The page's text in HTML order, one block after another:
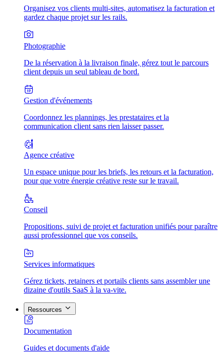
Organisez vos clients multi-sites, automatisez la facturation et
gardez chaque projet sur les rails.
Photographie
De la réservation à la livraison finale, gérez tout le parcours
client depuis un seul tableau de bord.
Gestion d'événements
Coordonnez les plannings, les prestataires et la
communication client sans rien laisser passer.
Agence créative
Un espace unique pour les briefs, les retours et la facturation,
pour que votre énergie créative reste sur le travail.
Conseil
Propositions, suivi de projet et facturation unifiés pour paraître
aussi professionnel que vos conseils.
Services informatiques
Gérez tickets, retainers et portails clients sans assembler une
dizaine d'outils SaaS à la va-vite.
Ressources
Documentation
Guides et documents d'aide